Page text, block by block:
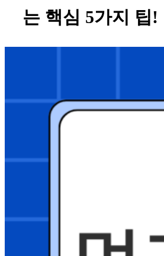
는 핵심 5가지 팁!